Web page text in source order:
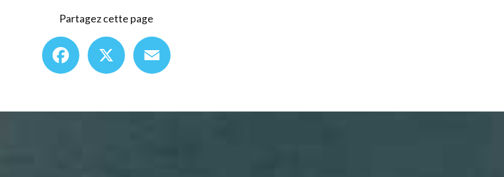
Partagez cette page
Facebook